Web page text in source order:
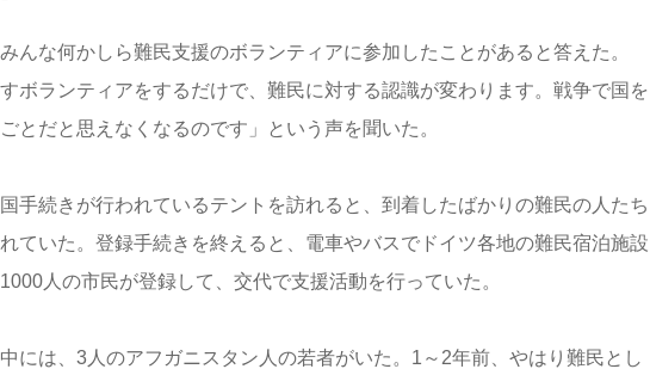
んな何かしら難民支援のボランティアに参加したことがあると答えた。
ボランティアをするだけで、難民に対する認識が変わります。戦争で国を
とだと思えなくなるのです」という声を聞いた。
手続きが行われているテントを訪れると、到着したばかりの難民の人たち
ていた。登録手続きを終えると、電車やバスでドイツ各地の難民宿泊施設
人の市民が登録して、交代で支援活動を行っていた。
には、3人のアフガニスタン人の若者がいた。1～2年前、やはり難民とし